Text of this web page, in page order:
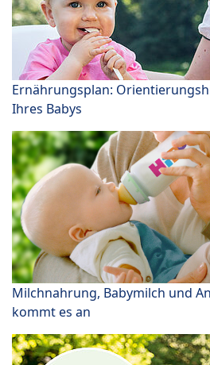
Ernährungsplan:
Ihres Babys
Milchnahrung, Babymilch und
kommt es an